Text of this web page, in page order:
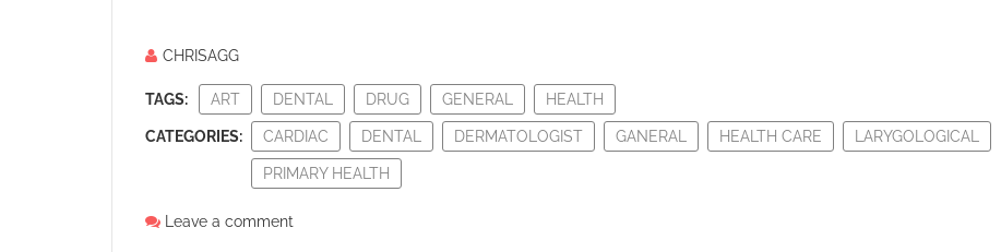
CHRISAGG
TAGS: ART DENTAL DRUG GENERAL HEALTH
CATEGORIES: CARDIAC DENTAL DERMATOLOGIST GANERAL HEALTH CARE LARYGOLOGICAL
PRIMARY HEALTH
Leave a comment